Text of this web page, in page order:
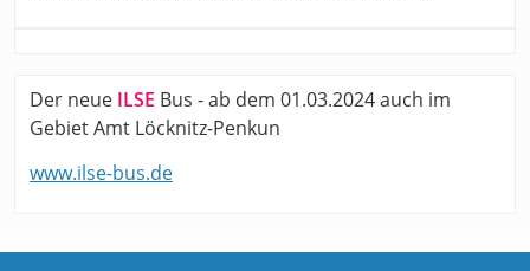
Der neue ILSE Bus - ab dem 01.03.2024 auch im
Gebiet Amt Löcknitz-Penkun
www.ilse-bus.de